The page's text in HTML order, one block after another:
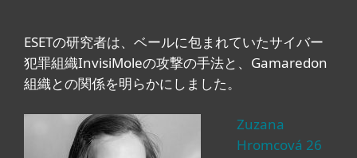
ESETの研究者は、ベールに包まれていたサイバー
犯罪組織InvisiMoleの攻撃の手法と、Gamaredon
組織との関係を明らかにしました。
Zuzana
Hromcová 26